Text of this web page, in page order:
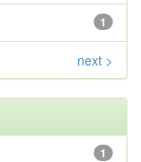
1
next >
1